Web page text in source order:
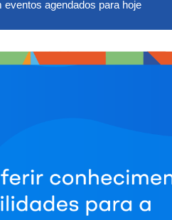
eventos agendados para hoje